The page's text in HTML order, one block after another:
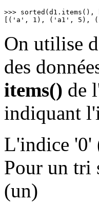
>>> sorted(d1.items(),
[('a', 1), ('a1', 5),
On utilise
des
items() de
indiquant
L'indice '0'
Pour un tri
(un)